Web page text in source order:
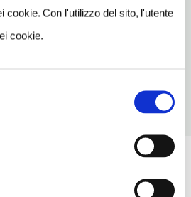
cookie. Con l'utilizzo del sito, l'utente
cookie.